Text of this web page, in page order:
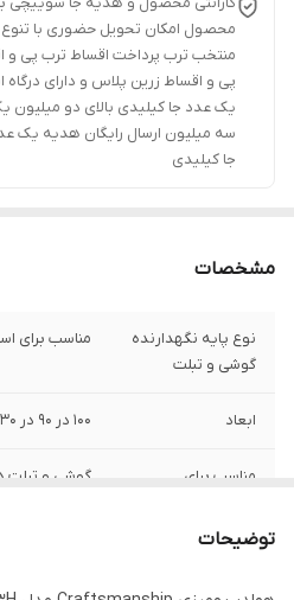
منتخب ترب پرداخت اقساط ترب پی
پی و اقساط زرین پلاس و دارای
یک عدد جا کیلیدی بالای دو میلیون
سه میلیون ارسال رایگان هدیه یک
جا کیلیدی
مشخصات
نوع پایه نگهدارنده
گوشی و تبلت
مناسب برای
ابعاد 100 در 90 در 30 میلی‌متر میلی‌متر
مناسب برای گوشی و تبلت های سایز
قابلیت‌های دستگاه
طوسی تیره
توضیحات